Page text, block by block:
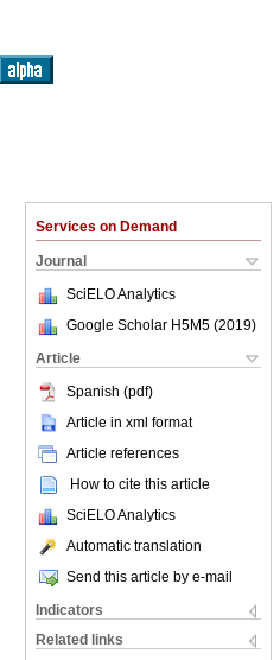
Services on Demand
Journal
SciELO Analytics
Google Scholar H5M5 (2019)
Article
Spanish (pdf)
Article in xml format
Article references
How to cite this article
SciELO Analytics
Automatic translation
Send this article by e-mail
Indicators
Related links